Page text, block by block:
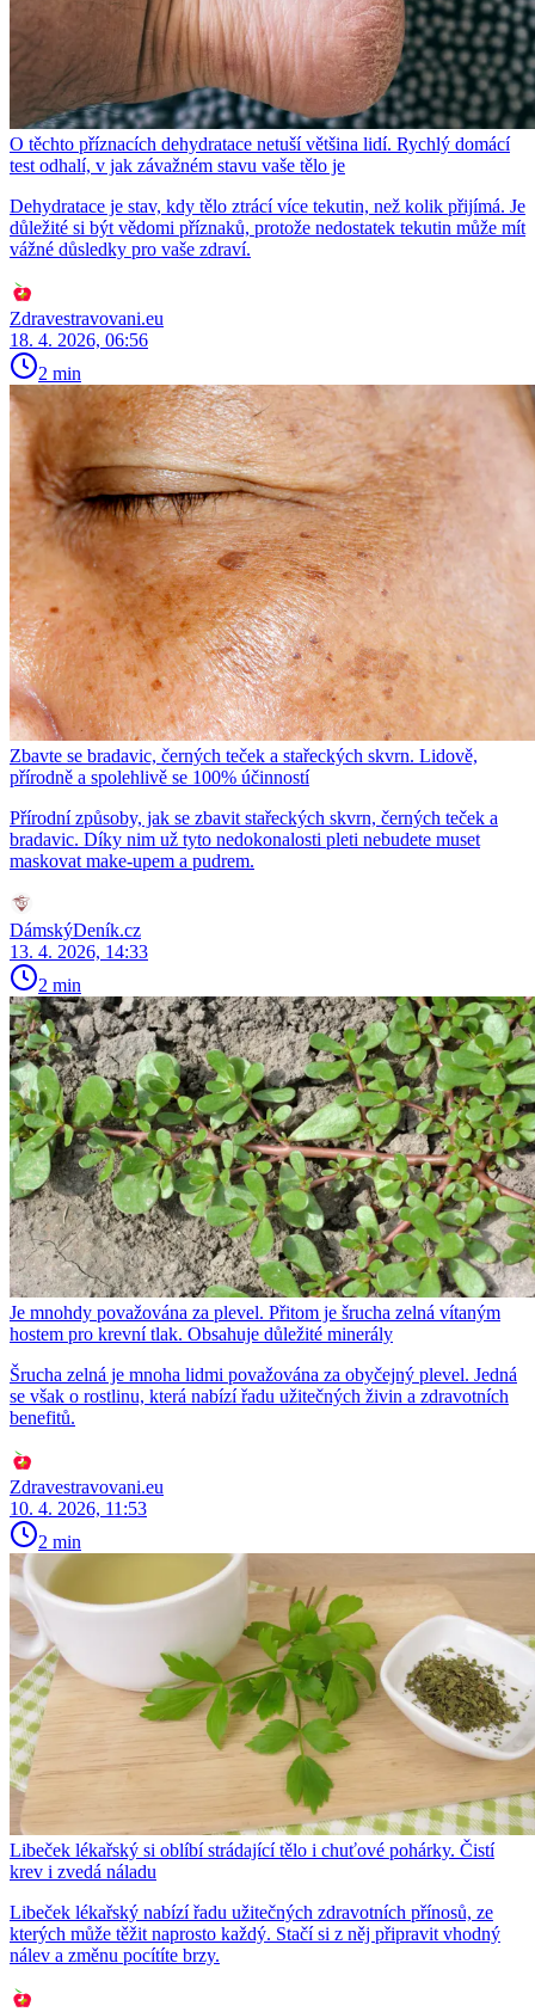
O těchto příznacích dehydratace netuší většina lidí. Rychlý domácí
test odhalí, v jak závažném stavu vaše tělo je
Dehydratace je stav, kdy tělo ztrácí více tekutin, než kolik přijímá. Je
důležité si být vědomi příznaků, protože nedostatek tekutin může mít
vážné důsledky pro vaše zdraví.
Zdravestravovani.eu
18. 4. 2026, 06:56
2 min
Zbavte se bradavic, černých teček a stařeckých skvrn. Lidově,
přírodně a spolehlivě se 100% účinností
Přírodní způsoby, jak se zbavit stařeckých skvrn, černých teček a
bradavic. Díky nim už tyto nedokonalosti pleti nebudete muset
maskovat make-upem a pudrem.
DámskýDeník.cz
13. 4. 2026, 14:33
2 min
Je mnohdy považována za plevel. Přitom je šrucha zelná vítaným
hostem pro krevní tlak. Obsahuje důležité minerály
Šrucha zelná je mnoha lidmi považována za obyčejný plevel. Jedná
se však o rostlinu, která nabízí řadu užitečných živin a zdravotních
benefitů.
Zdravestravovani.eu
10. 4. 2026, 11:53
2 min
Libeček lékařský si oblíbí strádající tělo i chuťové pohárky. Čistí
krev i zvedá náladu
Libeček lékařský nabízí řadu užitečných zdravotních přínosů, ze
kterých může těžit naprosto každý. Stačí si z něj připravit vhodný
nálev a změnu pocítíte brzy.